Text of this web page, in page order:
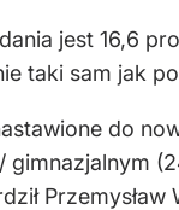
jest 16,6
taki sam jak
do
gimnazjalnym